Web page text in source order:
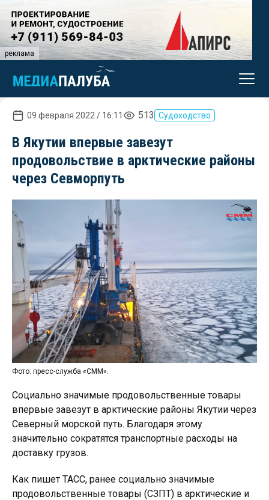
реклама
09 февраля 2022 / 16:11 513 Судоходство
В Якутии впервые завезут
продовольствие в арктические районы
через Севморпуть
Фото: пресс-служба «СММ».
Социально значимые продовольственные товары
впервые завезут в арктические районы Якутии через
Северный морской путь. Благодаря этому
значительно сократятся транспортные расходы на
доставку грузов.
Как пишет ТАСС, ранее социально значимые
продовольственные товары (СЗПТ) в арктические и